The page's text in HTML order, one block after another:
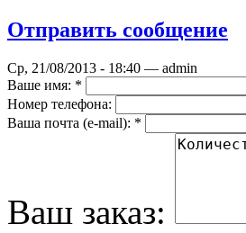
Отправить сообщение
Ср, 21/08/2013 - 18:40 — admin
Ваше имя: *
Номер телефона:
Ваша почта (е-mail): *
Ваш заказ: